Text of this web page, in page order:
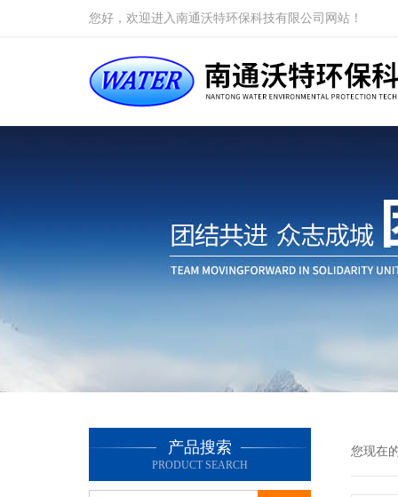
您好，欢迎进入南通沃特环保科技有限公司网站！
产品搜索
PRODUCT SEARCH
您现在